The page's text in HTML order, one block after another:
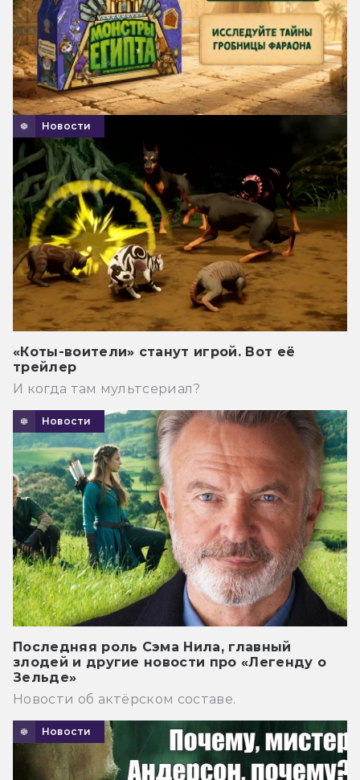
Новости
«Коты-воители» станут игрой. Вот её
трейлер
И когда там мультсериал?
Новости
Последняя роль Сэма Нила, главный
злодей и другие новости про «Легенду о
Зельде»
Новости об актёрском составе.
Новости